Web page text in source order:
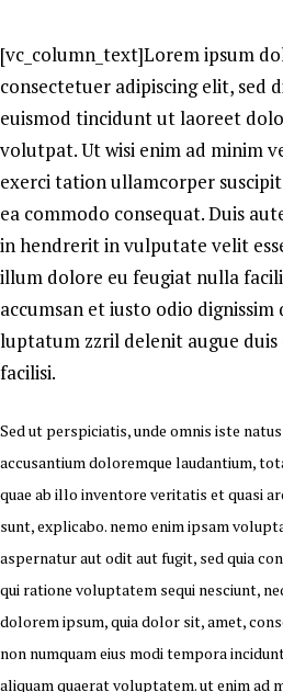
[vc_column_text]Lorem ipsum
consectetuer adipiscing elit, sed
euismod tincidunt ut laoreet
volutpat. Ut wisi enim ad minim
exerci tation ullamcorper
ea commodo consequat. Duis
in hendrerit in vulputate velit
illum dolore eu feugiat nulla
accumsan et iusto odio
luptatum zzril delenit augue
facilisi.
Sed ut perspiciatis, unde omnis iste
accusantium doloremque laudantium,
quae ab illo inventore veritatis et quasi
sunt, explicabo. nemo enim ipsam
aspernatur aut odit aut fugit, sed quia
qui ratione voluptatem sequi nesciunt,
dolorem ipsum, quia dolor sit, amet,
non numquam eius modi tempora
aliquam quaerat voluptatem. ut enim ad